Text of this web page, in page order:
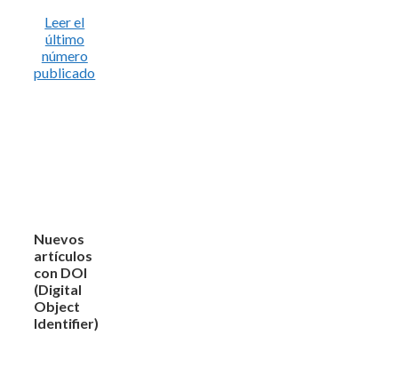
Leer el
último
número
publicado
Nuevos
artículos
con DOI
(Digital
Object
Identifier)